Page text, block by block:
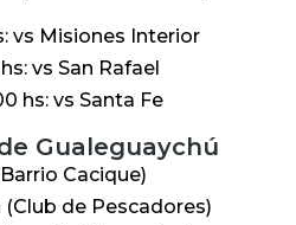
vs Misiones Interior
vs San Rafael
hs: vs Santa Fe
Gualeguaychú
Cacique)
de Pescadores)